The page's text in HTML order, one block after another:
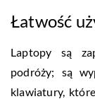
Łatwość
Laptopy są
podróży; są
klawiatury,